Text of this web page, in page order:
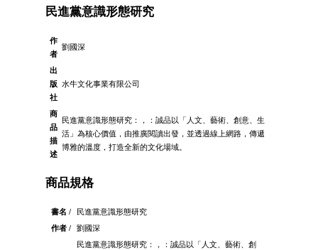
民進黨意識形態研究
作
者
劉國深
出
版
社
水牛文化事業有限公司
商
品
描
述
民進黨意識形態研究：，：誠品以「人文、藝術、創意、生
活」為核心價值，由推廣閱讀出發，並透過線上網路，傳遞
博雅的溫度，打造全新的文化場域。
商品規格
書名 /
民進黨意識形態研究
作者 /
劉國深
民進黨意識形態研究：，：誠品以「人文、藝術、創